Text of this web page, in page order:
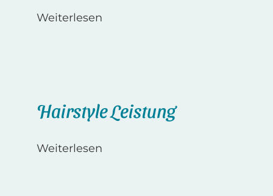
Weiterlesen
Hairstyle Leistung
Weiterlesen